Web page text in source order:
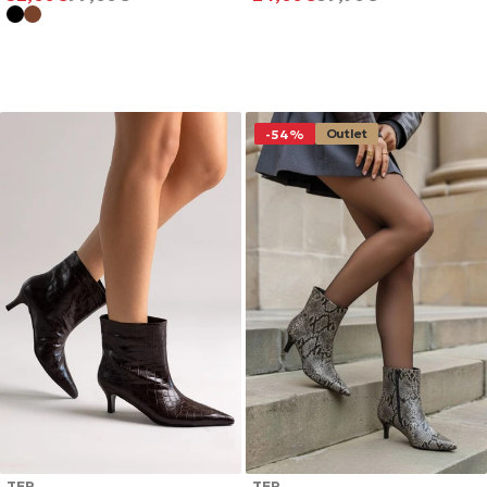
ΤΙΜΉ
-54% Outlet